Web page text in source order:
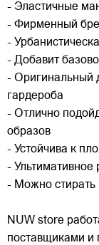
- Эластичные
- Фирменный
-
- Добавит
- Оригинальный
гардероба
- Отлично
образов
- Устойчива к
-
- Можно стирать
NUW store
поставщиками и